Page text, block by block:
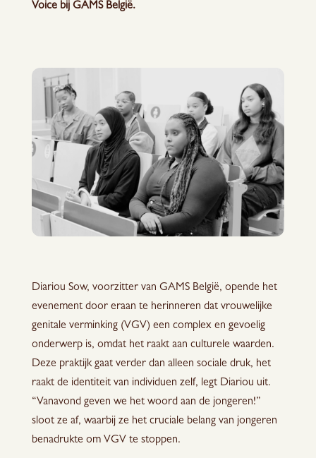
Voice bij GAMS België.
Diariou Sow, voorzitter van GAMS België, opende het
evenement door eraan te herinneren dat vrouwelijke
genitale verminking (VGV) een complex en gevoelig
onderwerp is, omdat het raakt aan culturele waarden.
Deze praktijk gaat verder dan alleen sociale druk, het
raakt de identiteit van individuen zelf, legt Diariou uit.
“Vanavond geven we het woord aan de jongeren!”
sloot ze af, waarbij ze het cruciale belang van jongeren
benadrukte om VGV te stoppen.